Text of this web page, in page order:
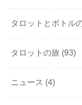
タロットとボトル
タロットの旅 (93)
ニュース (4)